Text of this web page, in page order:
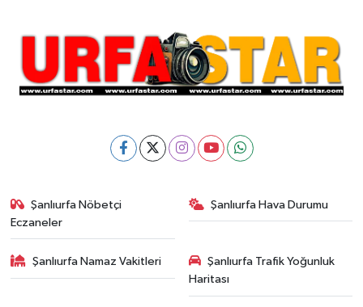
Şanlıurfa Nöbetçi
Eczaneler
Şanlıurfa Hava Durumu
Şanlıurfa Namaz Vakitleri
Şanlıurfa Trafik Yoğunluk
Haritası